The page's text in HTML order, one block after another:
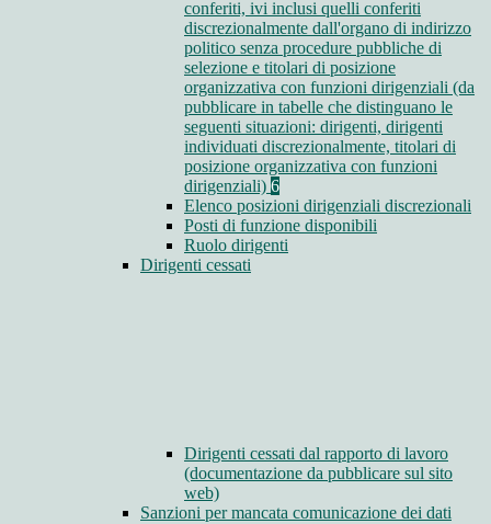
conferiti, ivi inclusi quelli conferiti
discrezionalmente dall'organo di indirizzo
politico senza procedure pubbliche di
selezione e titolari di posizione
organizzativa con funzioni dirigenziali (da
pubblicare in tabelle che distinguano le
seguenti situazioni: dirigenti, dirigenti
individuati discrezionalmente, titolari di
posizione organizzativa con funzioni
dirigenziali) 6
Elenco posizioni dirigenziali discrezionali
Posti di funzione disponibili
Ruolo dirigenti
Dirigenti cessati
Dirigenti cessati dal rapporto di lavoro
(documentazione da pubblicare sul sito
web)
Sanzioni per mancata comunicazione dei dati